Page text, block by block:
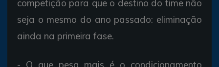
competição para que o destino do time não
seja o mesmo do ano passado: eliminação
ainda na primeira fase.
- O que pesa mais é o condicionamento